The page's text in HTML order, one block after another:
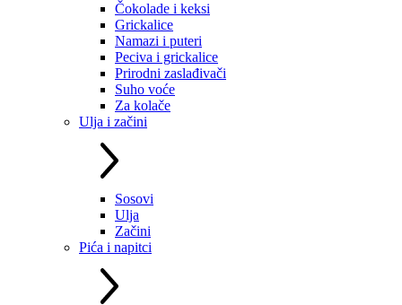
Čokolade i keksi
Grickalice
Namazi i puteri
Peciva i grickalice
Prirodni zaslađivači
Suho voće
Za kolače
Ulja i začini
Sosovi
Ulja
Začini
Pića i napitci